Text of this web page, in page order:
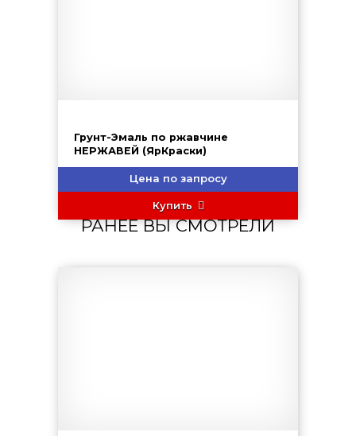
Грунт-Эмаль по ржавчине
НЕРЖАВЕЙ (ЯрКраски)
Цена по запросу
Купить
РАНЕЕ ВЫ СМОТРЕЛИ